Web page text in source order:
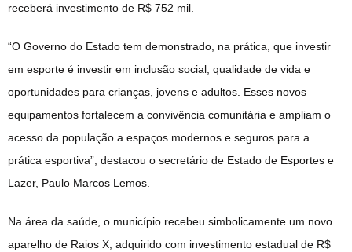
receberá investimento de R$ 752 mil.
“O Governo do Estado tem demonstrado, na prática, que investir
em esporte é investir em inclusão social, qualidade de vida e
oportunidades para crianças, jovens e adultos. Esses novos
equipamentos fortalecem a convivência comunitária e ampliam o
acesso da população a espaços modernos e seguros para a
prática esportiva”, destacou o secretário de Estado de Esportes e
Lazer, Paulo Marcos Lemos.
Na área da saúde, o município recebeu simbolicamente um novo
aparelho de Raios X, adquirido com investimento estadual de R$